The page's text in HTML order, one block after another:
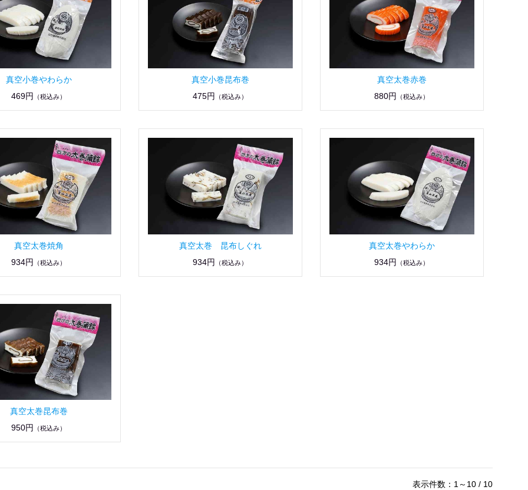
真空小巻やわらか
469円
（税込み）
真空小巻昆布巻
475円
（税込み）
真空太巻赤巻
880円
（税込み）
真空太巻焼角
934円
（税込み）
真空太巻 昆布しぐれ
934円
（税込み）
真空太巻やわらか
934円
（税込み）
真空太巻昆布巻
950円
（税込み）
表示件数：1～10 / 10